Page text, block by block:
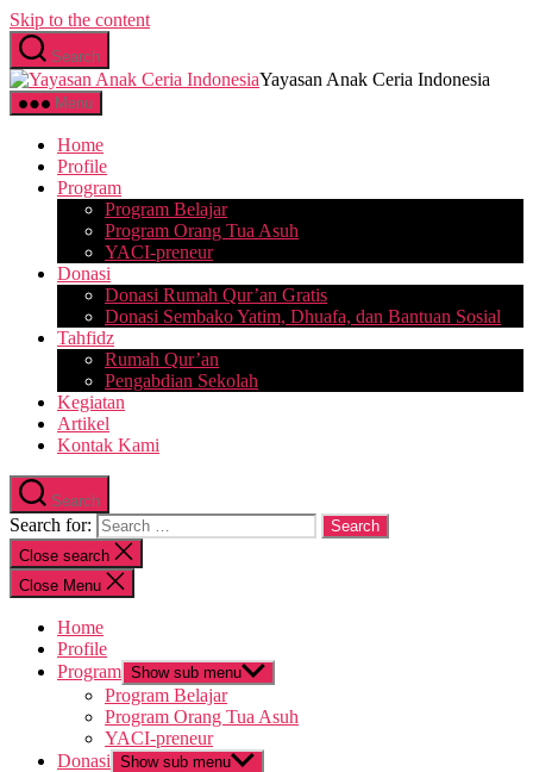
Skip to the content
Search
Yayasan Anak Ceria Indonesia
Menu
Home
Profile
Program
Program Belajar
Program Orang Tua Asuh
YACI-preneur
Donasi
Donasi Rumah Qur’an Gratis
Donasi Sembako Yatim, Dhuafa, dan Bantuan Sosial
Tahfidz
Rumah Qur’an
Pengabdian Sekolah
Kegiatan
Artikel
Kontak Kami
Search
Search for:
Close search
Close Menu
Home
Profile
Program Show sub menu
Program Belajar
Program Orang Tua Asuh
YACI-preneur
Donasi Show sub menu